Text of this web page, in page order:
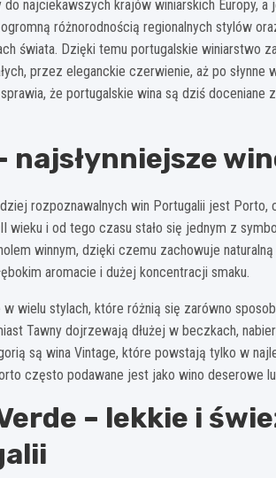
do najciekawszych krajów winiarskich Europy,
różnorodnością regionalnych stylów
świata. Dzięki temu portugalskie winiarstwo
przez eleganckie czerwienie, aż po
że portugalskie wina są dziś
najsłynniejsze
rozpoznawalnych win Portugalii jest
wieku i od tego czasu stało się jednym z
winnym, dzięki czemu zachowuje
aromacie i dużej koncentracji smaku.
wielu stylach, które różnią się zarówno
Tawny dojrzewają dłużej w beczkach,
są wina Vintage, które powstają tylko w
często podawane jest jako wino deserowe
– lekkie i